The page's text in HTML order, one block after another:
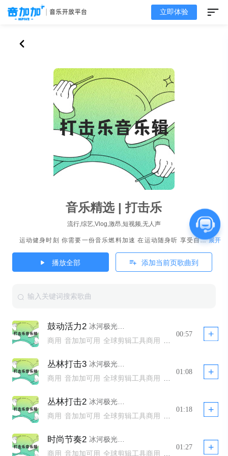
立即体验
音乐精选 | 打击乐
流行,综艺,Vlog,激昂,短视频,无人声
运动健身时刻 你需要一份音乐燃料加速 在运动随身听 享受自在的动感节奏 展开
播放全部 添加当前页歌曲到
鼓动活力2
冰河极光娱乐
商用 音加加可用 全球剪辑工具商用
全球剪辑工具商用 YTB不拦截
全球剪辑工具商用模板不下架
00:57
丛林打击3
冰河极光娱乐
商用 音加加可用 全球剪辑工具商用
全球剪辑工具商用 YTB不拦截
全球剪辑工具商用模板不下架
01:08
丛林打击2
冰河极光娱乐
商用 音加加可用 全球剪辑工具商用
全球剪辑工具商用 YTB不拦截
全球剪辑工具商用模板不下架
01:18
时尚节奏2
冰河极光娱乐
商用 音加加可用 全球剪辑工具商用
01:27